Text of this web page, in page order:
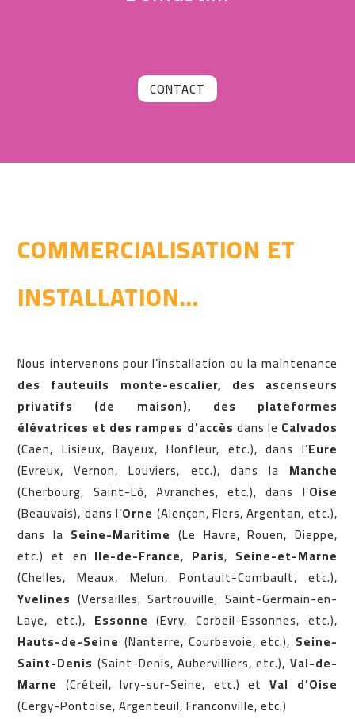
CONTACT
COMMERCIALISATION ET
INSTALLATION...
Nous intervenons pour l’installation ou la maintenance
des fauteuils monte-escalier, des ascenseurs
privatifs (de maison), des plateformes
élévatrices et des rampes d'accès dans le Calvados
(Caen, Lisieux, Bayeux, Honfleur, etc.), dans l’Eure
(Evreux, Vernon, Louviers, etc.), dans la Manche
(Cherbourg, Saint-Lô, Avranches, etc.), dans l’Oise
(Beauvais), dans l’Orne (Alençon, Flers, Argentan, etc.),
dans la Seine-Maritime (Le Havre, Rouen, Dieppe,
etc.) et en Ile-de-France, Paris, Seine-et-Marne
(Chelles, Meaux, Melun, Pontault-Combault, etc.),
Yvelines (Versailles, Sartrouville, Saint-Germain-en-
Laye, etc.), Essonne (Evry, Corbeil-Essonnes, etc.),
Hauts-de-Seine (Nanterre, Courbevoie, etc.), Seine-
Saint-Denis (Saint-Denis, Aubervilliers, etc.), Val-de-
Marne (Créteil, Ivry-sur-Seine, etc.) etVal d’Oise
(Cergy-Pontoise, Argenteuil, Franconville, etc.)